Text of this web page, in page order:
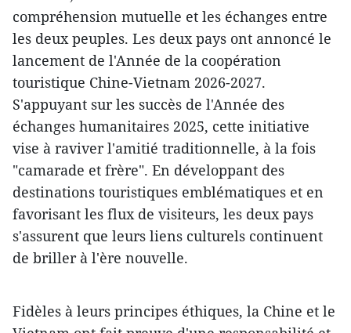
compréhension mutuelle et les échanges entre
les deux peuples. Les deux pays ont annoncé le
lancement de l'Année de la coopération
touristique Chine-Vietnam 2026-2027.
S'appuyant sur les succès de l'Année des
échanges humanitaires 2025, cette initiative
vise à raviver l'amitié traditionnelle, à la fois
"camarade et frère". En développant des
destinations touristiques emblématiques et en
favorisant les flux de visiteurs, les deux pays
s'assurent que leurs liens culturels continuent
de briller à l'ère nouvelle.
Fidèles à leurs principes éthiques, la Chine et le